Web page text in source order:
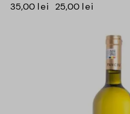
35,00 lei 25,00 lei